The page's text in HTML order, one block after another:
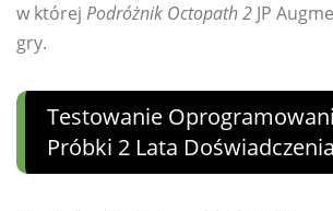
w której Podróżnik Octopath 2 JP
gry.
Testowanie
Próbki 2 Lata Doświadczenia